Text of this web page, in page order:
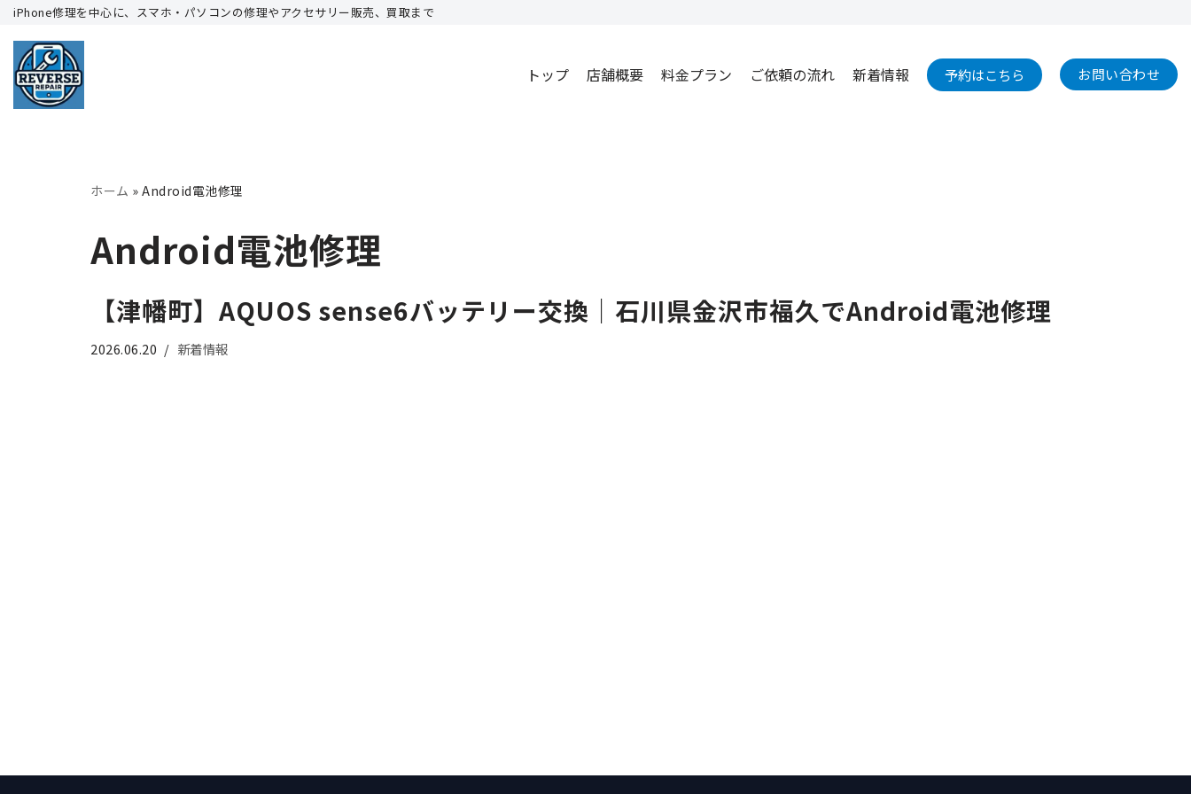
コ
ン
テ
iPhone修理を中心に、スマホ・パソコンの修理やアクセサリー販売、買取まで
トップ 店舗概要 料金プラン ご依頼の流れ 新着情報 予約はこちら お問い合わせ
ホーム » Android電池修理
Android電池修理
【津幡町】AQUOS sense6バッテリー交換｜石川県金沢市福久でAndroid電池修理
2026.06.20 新着情報